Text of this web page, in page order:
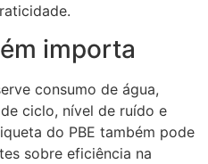
importa
consumo de água,
ciclo, nível de ruído e
do PBE também pode
sobre eficiência na